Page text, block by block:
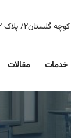
خدمات مقالات